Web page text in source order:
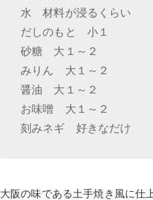
水 材料が浸るくらい
だしのもと 小１
砂糖 大１～２
みりん 大１～２
醤油 大１～２
お味噌 大１～２
刻みネギ 好きなだけ
大阪の味である土手焼き風に仕